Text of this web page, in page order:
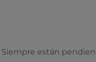
están